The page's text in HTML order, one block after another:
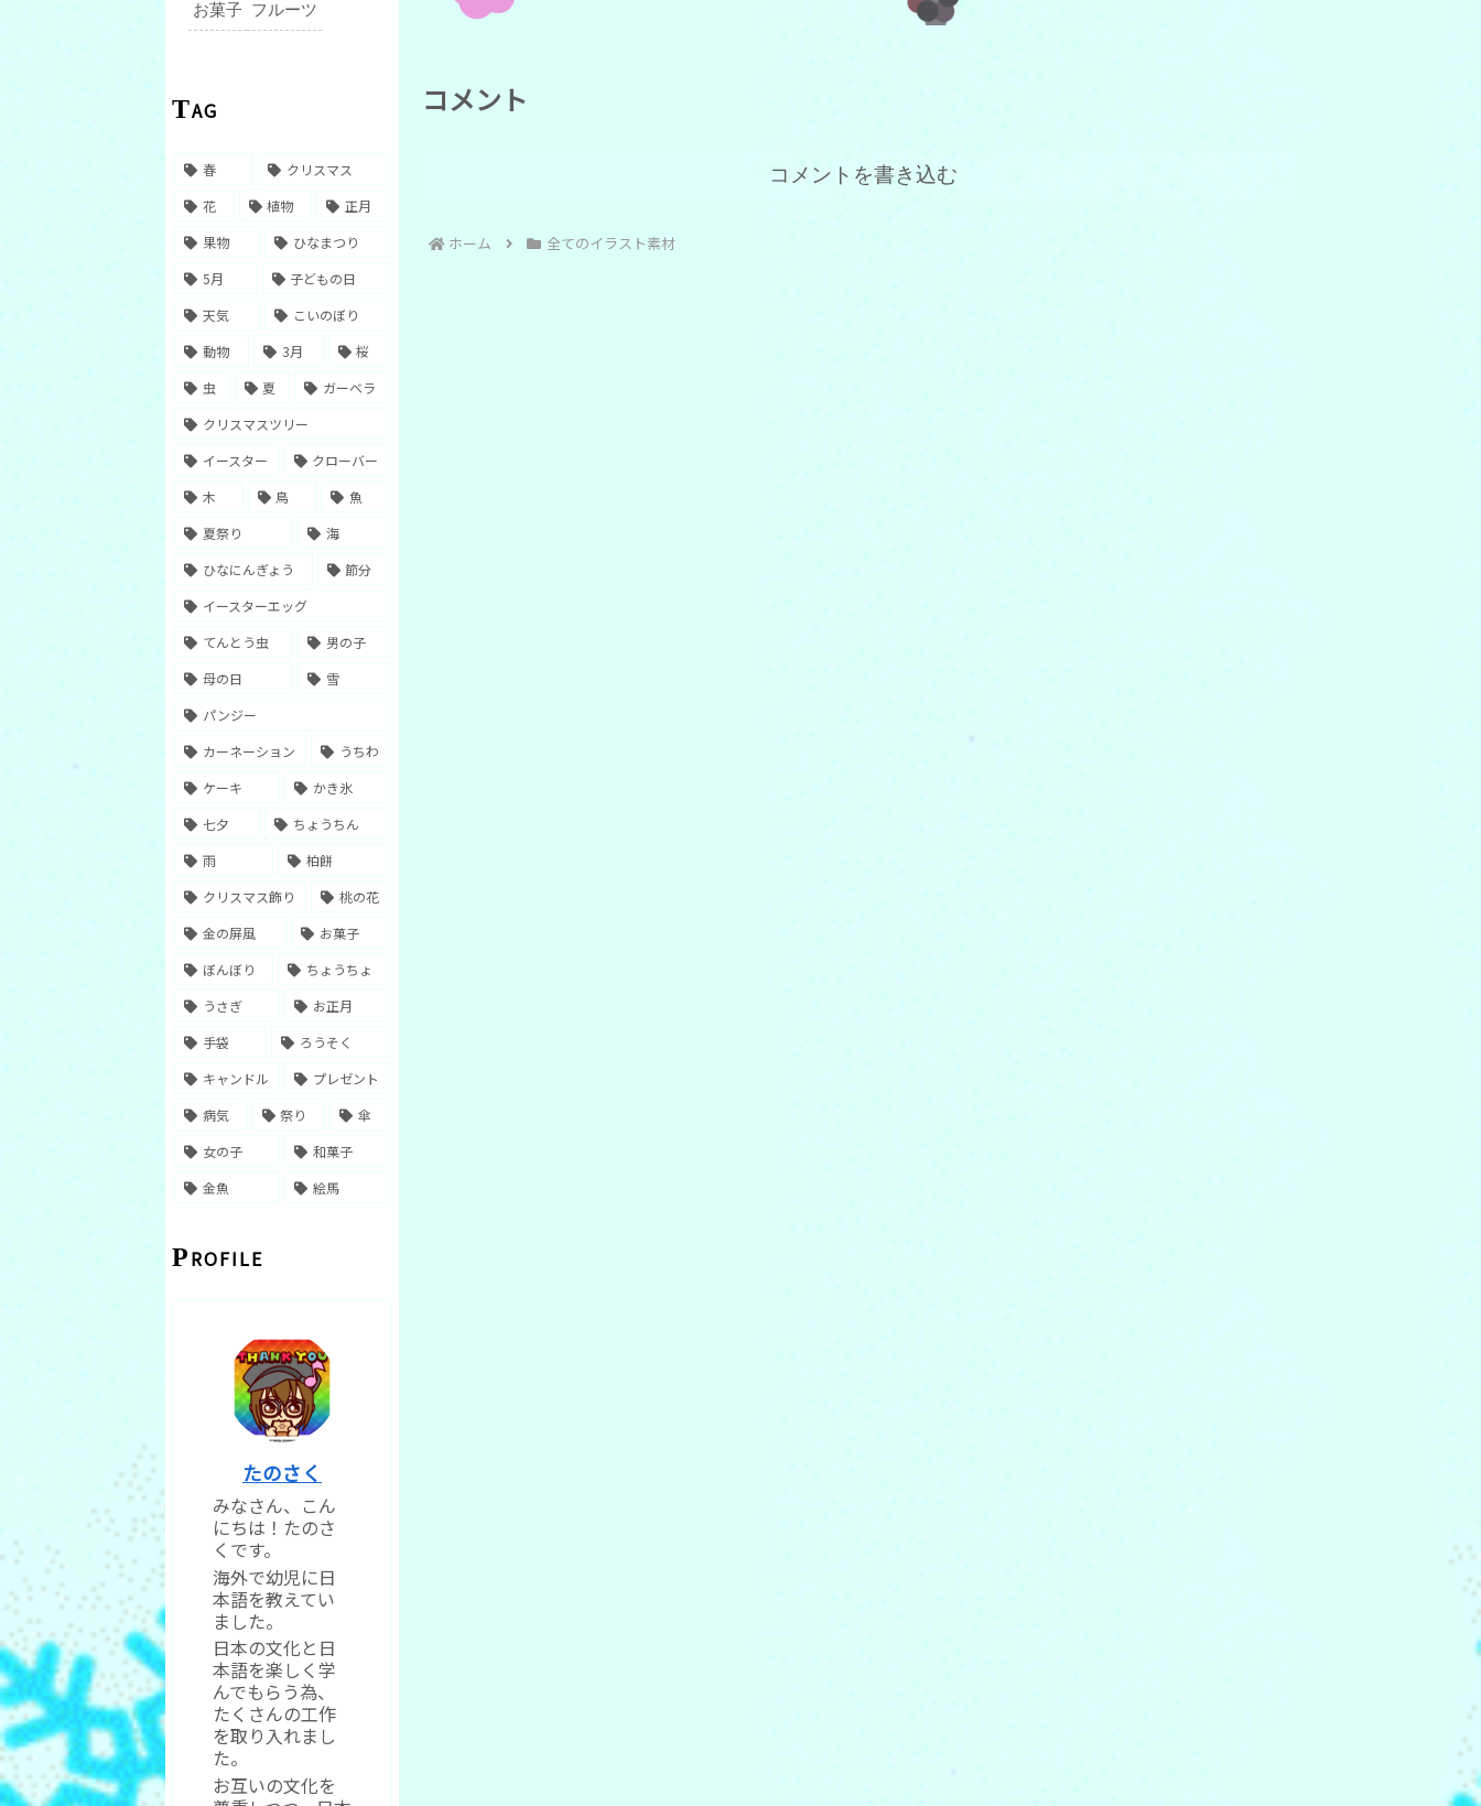
コメント
コメントを書き込む
ホーム 全てのイラスト素材
お菓子 フルーツ
TAG
春
クリスマス
花
植物
正月
果物
ひなまつり
5月
子どもの日
天気
こいのぼり
動物
3月
桜
虫
夏
ガーベラ
クリスマスツリー
イースター
クローバー
木
鳥
魚
夏祭り
海
ひなにんぎょう
節分
イースターエッグ
てんとう虫
男の子
母の日
雪
パンジー
カーネーション
うちわ
ケーキ
かき氷
七夕
ちょうちん
雨
柏餅
クリスマス飾り
桃の花
金の屏風
お菓子
ぼんぼり
ちょうちょ
うさぎ
お正月
手袋
ろうそく
キャンドル
プレゼント
病気
祭り
傘
女の子
和菓子
金魚
絵馬
PROFILE
たのさく
みなさん、こん
にちは！たのさ
くです。
海外で幼児に日
本語を教えてい
ました。
日本の文化と日
本語を楽しく学
んでもらう為、
たくさんの工作
を取り入れまし
た。
お互いの文化を